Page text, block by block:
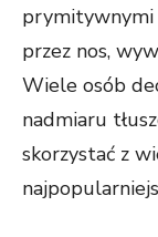
prymitywnymi
przez nos,
Wiele osób
nadmiaru
skorzystać z